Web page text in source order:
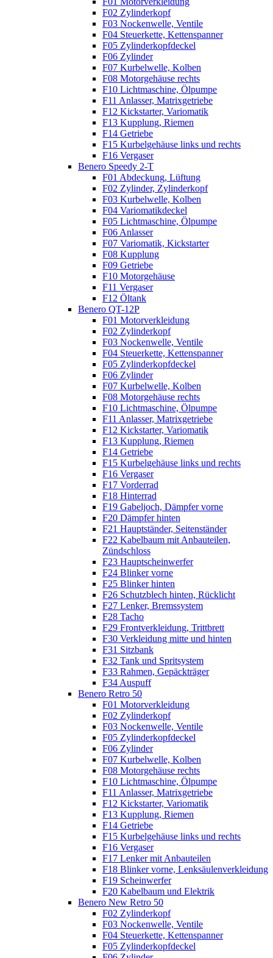
F02 Zylinderkopf
F03 Nockenwelle, Ventile
F04 Steuerkette, Kettenspanner
F05 Zylinderkopfdeckel
F06 Zylinder
F07 Kurbelwelle, Kolben
F08 Motorgehäuse rechts
F10 Lichtmaschine, Ölpumpe
F11 Anlasser, Matrixgetriebe
F12 Kickstarter, Variomatik
F13 Kupplung, Riemen
F14 Getriebe
F15 Kurbelgehäuse links und rechts
F16 Vergaser
Benero Speedy 2-T
F01 Abdeckung, Lüftung
F02 Zylinder, Zylinderkopf
F03 Kurbelwelle, Kolben
F04 Variomatikdeckel
F05 Lichtmaschine, Ölpumpe
F06 Anlasser
F07 Variomatik, Kickstarter
F08 Kupplung
F09 Getriebe
F10 Motorgehäuse
F11 Vergaser
F12 Öltank
Benero QT-12P
F01 Motorverkleidung
F02 Zylinderkopf
F03 Nockenwelle, Ventile
F04 Steuerkette, Kettenspanner
F05 Zylinderkopfdeckel
F06 Zylinder
F07 Kurbelwelle, Kolben
F08 Motorgehäuse rechts
F10 Lichtmaschine, Ölpumpe
F11 Anlasser, Matrixgetriebe
F12 Kickstarter, Variomatik
F13 Kupplung, Riemen
F14 Getriebe
F15 Kurbelgehäuse links und rechts
F16 Vergaser
F17 Vorderrad
F18 Hinterrad
F19 Gabeljoch, Dämpfer vorne
F20 Dämpfer hinten
F21 Hauptständer, Seitenständer
F22 Kabelbaum mit Anbauteilen,
Zündschloss
F23 Hauptscheinwerfer
F24 Blinker vorne
F25 Blinker hinten
F26 Schutzblech hinten, Rücklicht
F27 Lenker, Bremssystem
F28 Tacho
F29 Frontverkleidung, Trittbrett
F30 Verkleidung mitte und hinten
F31 Sitzbank
F32 Tank und Spritsystem
F33 Rahmen, Gepäckträger
F34 Auspuff
Benero Retro 50
F01 Motorverkleidung
F02 Zylinderkopf
F03 Nockenwelle, Ventile
F05 Zylinderkopfdeckel
F06 Zylinder
F07 Kurbelwelle, Kolben
F08 Motorgehäuse rechts
F10 Lichtmaschine, Ölpumpe
F11 Anlasser, Matrixgetriebe
F12 Kickstarter, Variomatik
F13 Kupplung, Riemen
F14 Getriebe
F15 Kurbelgehäuse links und rechts
F16 Vergaser
F17 Lenker mit Anbauteilen
F18 Blinker vorne, Lenksäulenverkleidung
F19 Scheinwerfer
F20 Kabelbaum und Elektrik
Benero New Retro 50
F02 Zylinderkopf
F03 Nockenwelle, Ventile
F04 Steuerkette, Kettenspanner
F05 Zylinderkopfdeckel